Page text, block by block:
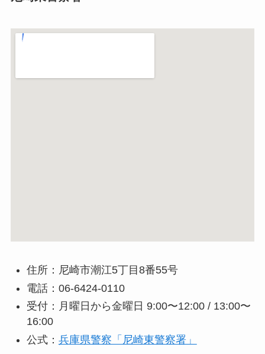
住所：尼崎市潮江5丁目8番55号
電話：06-6424-0110
受付：月曜日から金曜日 9:00〜12:00 / 13:00〜
16:00
公式： 兵庫県警察「尼崎東警察署」